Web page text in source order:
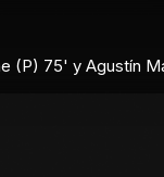
(P) 75' y Agustín